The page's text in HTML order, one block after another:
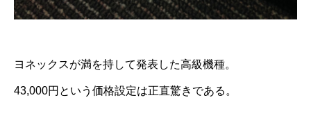
ヨネックスが満を持して発表した高級機種。
43,000円という価格設定は正直驚きである。